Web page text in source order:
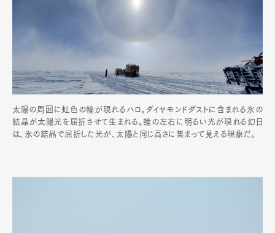
太陽の周囲に虹色の輪が現れるハロ。ダイヤモンドダストに含まれる氷の
結晶が太陽光を屈折させて生まれる。輪の左右に明るい光が現れる幻日
は、氷の結晶で屈折した光が、太陽と同じ高さに集まって見える現象だ。